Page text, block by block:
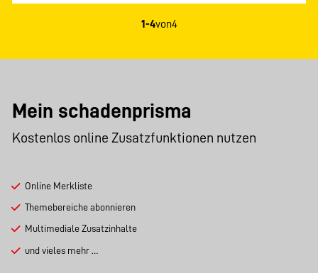
1-4von4
Mein schadenprisma
Kostenlos online Zusatzfunktionen nutzen
Online Merkliste
Themebereiche abonnieren
Multimediale Zusatzinhalte
und vieles mehr …